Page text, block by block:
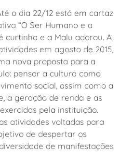
o dia 22/12 está em cartaz
“O Ser Humano e a
curtinha e a Malu adorou. A
em agosto de 2015,
nova proposta para a
pensar a cultura como
social, assim como a
a geração de renda e as
pela instituição.
atividades voltadas para
de despertar os
de manifestações